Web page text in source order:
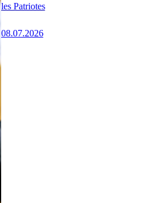
les Patriotes
08.07.2026